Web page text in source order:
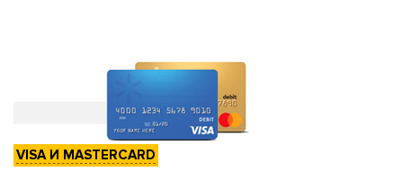
VISA И MASTERCARD